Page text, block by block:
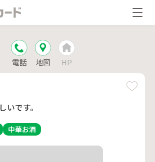
電話 地図 HP
いです。
中華お酒